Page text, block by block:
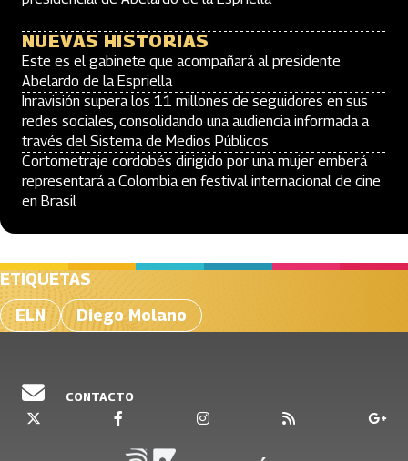
NUEVAS HISTORIAS
Este es el gabinete que acompañará al presidente
Abelardo de la Espriella
Inravisión supera los 11 millones de seguidores en sus
redes sociales, consolidando una audiencia informada a
través del Sistema de Medios Públicos
Cortometraje cordobés dirigido por una mujer emberá
representará a Colombia en festival internacional de cine
en Brasil
ETIQUETAS
ELN
Diego Molano
CONTACTO